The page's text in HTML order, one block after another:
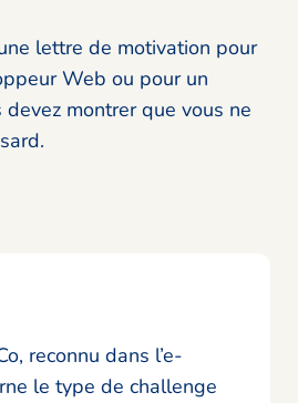
lettre de motivation pour
Web ou pour un
montrer que vous ne
reconnu dans l’e-
le type de challenge